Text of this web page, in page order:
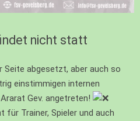
nicht statt
Seite abgesetzt, aber auch so
einstimmigen internen
Gev. angetreten!
für Trainer, Spieler und auch